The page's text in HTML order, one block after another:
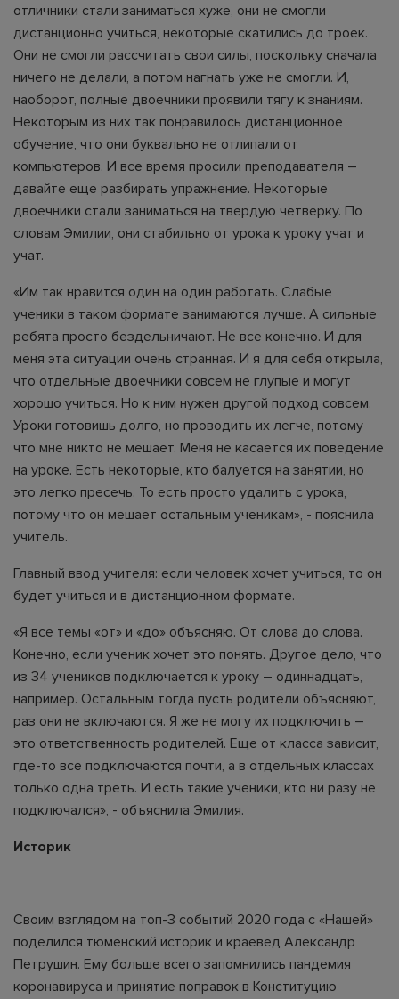
отличники стали заниматься хуже, они не смогли
дистанционно учиться, некоторые скатились до троек.
Они не смогли рассчитать свои силы, поскольку сначала
ничего не делали, а потом нагнать уже не смогли. И,
наоборот, полные двоечники проявили тягу к знаниям.
Некоторым из них так понравилось дистанционное
обучение, что они буквально не отлипали от
компьютеров. И все время просили преподавателя –
давайте еще разбирать упражнение. Некоторые
двоечники стали заниматься на твердую четверку. По
словам Эмилии, они стабильно от урока к уроку учат и
учат.
«Им так нравится один на один работать. Слабые
ученики в таком формате занимаются лучше. А сильные
ребята просто бездельничают. Не все конечно. И для
меня эта ситуации очень странная. И я для себя открыла,
что отдельные двоечники совсем не глупые и могут
хорошо учиться. Но к ним нужен другой подход совсем.
Уроки готовишь долго, но проводить их легче, потому
что мне никто не мешает. Меня не касается их поведение
на уроке. Есть некоторые, кто балуется на занятии, но
это легко пресечь. То есть просто удалить с урока,
потому что он мешает остальным ученикам», - пояснила
учитель.
Главный ввод учителя: если человек хочет учиться, то он
будет учиться и в дистанционном формате.
«Я все темы «от» и «до» объясняю. От слова до слова.
Конечно, если ученик хочет это понять. Другое дело, что
из 34 учеников подключается к уроку – одиннадцать,
например. Остальным тогда пусть родители объясняют,
раз они не включаются. Я же не могу их подключить –
это ответственность родителей. Еще от класса зависит,
где-то все подключаются почти, а в отдельных классах
только одна треть. И есть такие ученики, кто ни разу не
подключался», - объяснила Эмилия.
Историк
Своим взглядом на топ-3 событий 2020 года с «Нашей»
поделился тюменский историк и краевед Александр
Петрушин. Ему больше всего запомнились пандемия
коронавируса и принятие поправок в Конституцию